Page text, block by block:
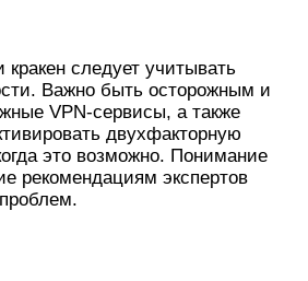
следует учитывать
Важно быть осторожным и
VPN-сервисы, а также
двухфакторную
это возможно. Понимание
рекомендациям экспертов